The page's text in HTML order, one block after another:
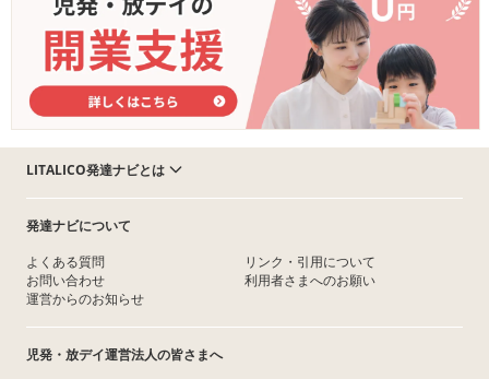
LITALICO発達ナビとは
発達ナビについて
よくある質問
お問い合わせ
運営からのお知らせ
リンク・引用について
利用者さまへのお願い
児発・放デイ運営法人の皆さまへ